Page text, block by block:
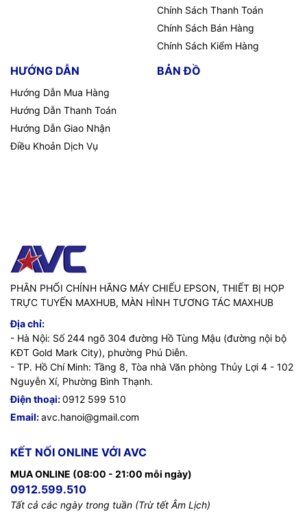
Chính Sách Thanh Toán
Chính Sách Bán Hàng
Chính Sách Kiểm Hàng
HƯỚNG DẪN
Hướng Dẫn Mua Hàng
Hướng Dẫn Thanh Toán
Hướng Dẫn Giao Nhận
Điều Khoản Dịch Vụ
BẢN ĐỒ
PHÂN PHỐI CHÍNH HÃNG MÁY CHIẾU EPSON, THIẾT BỊ HỌP
TRỰC TUYẾN MAXHUB, MÀN HÌNH TƯƠNG TÁC MAXHUB
Địa chỉ:
- Hà Nội: Số 244 ngõ 304 đường Hồ Tùng Mậu (đường nội bộ
KĐT Gold Mark City), phường Phú Diễn.
- TP. Hồ Chí Minh: Tầng 8, Tòa nhà Văn phòng Thủy Lợi 4 - 102
Nguyễn Xí, Phường Bình Thạnh.
Điện thoại:0912 599 510
Email:avc.hanoi@gmail.com
KẾT NỐI ONLINE VỚI AVC
MUA ONLINE (08:00 - 21:00 mỗi ngày)
0912.599.510
Tất cả các ngày trong tuần (Trừ tết Âm Lịch)